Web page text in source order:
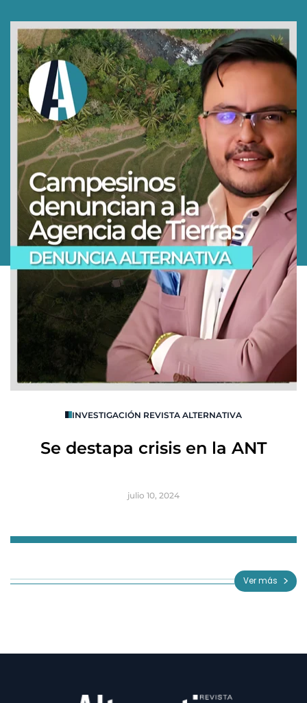
INVESTIGACIÓN REVISTA ALTERNATIVA
Se destapa crisis en la ANT
julio 10, 2024
3
Ver más